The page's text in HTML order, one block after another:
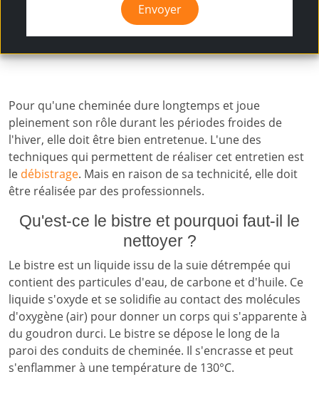
Envoyer
Pour qu'une cheminée dure longtemps et joue
pleinement son rôle durant les périodes froides de
l'hiver, elle doit être bien entretenue. L'une des
techniques qui permettent de réaliser cet entretien est
le débistrage. Mais en raison de sa technicité, elle doit
être réalisée par des professionnels.
Qu'est-ce le bistre et pourquoi faut-il le
nettoyer ?
Le bistre est un liquide issu de la suie détrempée qui
contient des particules d'eau, de carbone et d'huile. Ce
liquide s'oxyde et se solidifie au contact des molécules
d'oxygène (air) pour donner un corps qui s'apparente à
du goudron durci. Le bistre se dépose le long de la
paroi des conduits de cheminée. Il s'encrasse et peut
s'enflammer à une température de 130°C.